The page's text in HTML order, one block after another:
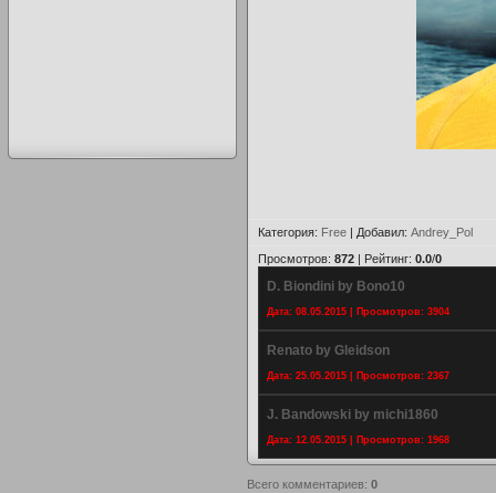
Категория: Free | Добавил: Andrey_Pol
Просмотров: 872 | Рейтинг: 0.0/0
D. Biondini by Bono10
Дата: 08.05.2015 | Просмотров: 3904
Renato by Gleidson
Дата: 25.05.2015 | Просмотров: 2367
J. Bandowski by michi1860
Дата: 12.05.2015 | Просмотров: 1968
Всего комментариев: 0